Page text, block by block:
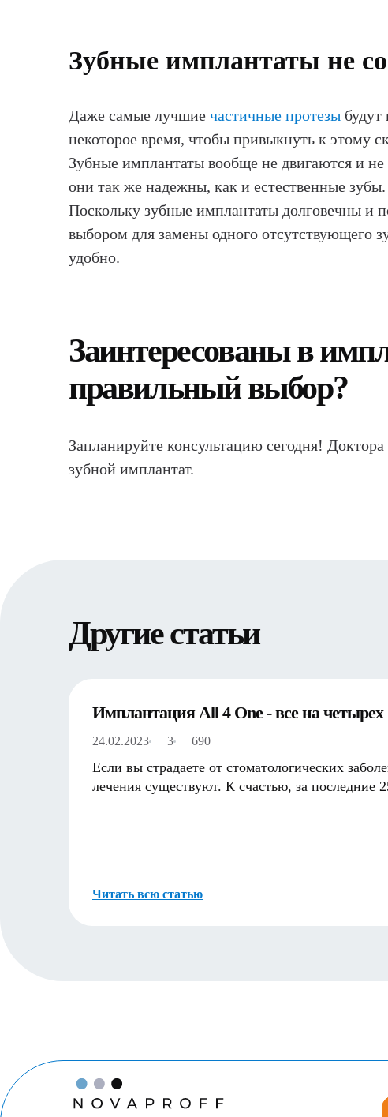
Зубные имплантаты не
Даже самые лучшие частичные протезы
некоторое время, чтобы привыкнуть к этому
Зубные имплантаты вообще не двигаются и
они так же надежны, как и естественные зубы.
Поскольку зубные имплантаты долговечны и
выбором для замены одного отсутствующего
удобно.
Заинтересованы в
правильный выбор?
Запланируйте консультацию сегодня!
зубной имплантат.
Другие статьи
Имплантация All 4 One - все на четырех
24.02.2023 3 690
Если вы страдаете от стоматологических
лечения существуют. К счастью, за последние
Читать всю статью